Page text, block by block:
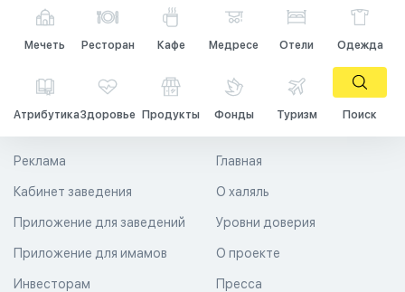
Мечеть Ресторан Кафе Медресе Отели Одежда
АтрибутикаЗдоровье Продукты Фонды Туризм Поиск
Главная
О халяль
Уровни доверия
Реклама
Кабинет заведения
Приложение для заведений
Приложение для имамов О проекте
Пресса
Инвесторам